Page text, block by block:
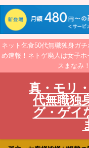
ネット乞食50代無職独身ガ
め速報！ネトゲ廃人は女子
スまなみ
真・モリ
代無職独
グ・ゲイ